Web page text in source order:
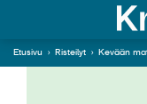
Etusivu › Risteilyt › Kevään